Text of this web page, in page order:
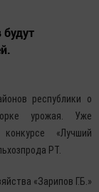
республики о
урожая. Уже
«Лучший
РТ.
«Зарипов Г.Б.»